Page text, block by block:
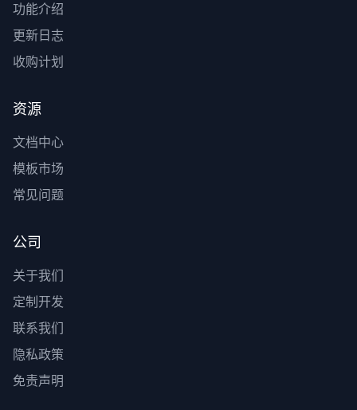
功能介绍
更新日志
收购计划
资源
文档中心
模板市场
常见问题
公司
关于我们
定制开发
联系我们
隐私政策
免责声明